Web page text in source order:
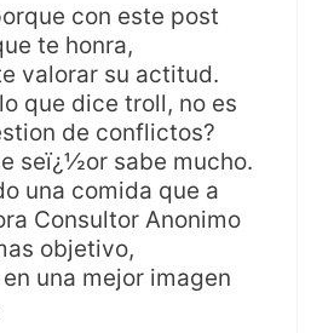
con este post
te honra,
valorar su actitud.
que dice troll, no es
de conflictos?
seï¿½or sabe mucho.
una comida que a
Consultor Anonimo
objetivo,
una mejor imagen